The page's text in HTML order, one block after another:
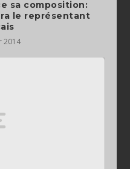
sa composition:
le représentant
2014